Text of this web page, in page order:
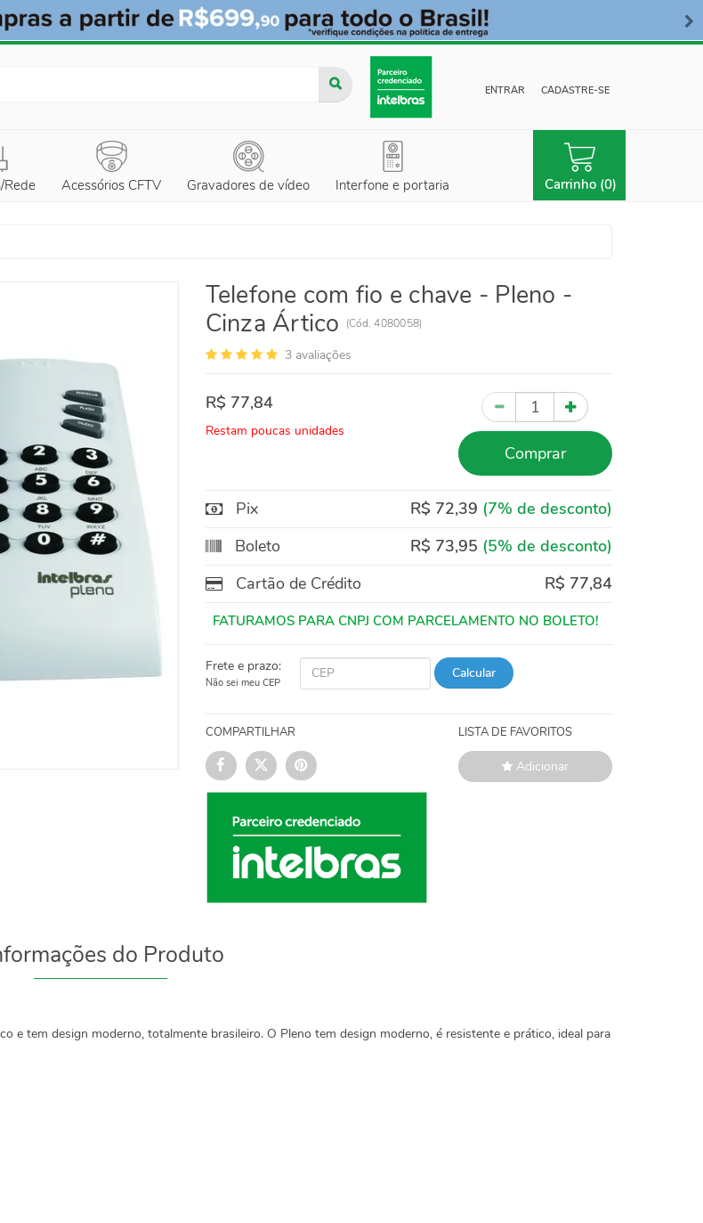
ENTRAR
CADASTRE-SE
Rede Acessórios CFTV Gravadores de vídeo Interfone e portaria Carrinho (0)
Telefone com fio e chave - Pleno -
Cinza Ártico
(Cód.4080058)
3 avaliações
R$ 77,84
Restam poucas unidades
Quantidade
Comprar
Pix R$ 72,39 (7% de desconto)
Boleto
R$ 73,95 (5% de desconto)
Cartão de Crédito
R$ 77,84
Frete e prazo:
Não sei meu CEP
Calcular
COMPARTILHAR LISTA DE FAVORITOS
Adicionar
do Produto
e tem design moderno, totalmente brasileiro. O Pleno tem design moderno, é resistente e prático, ideal para